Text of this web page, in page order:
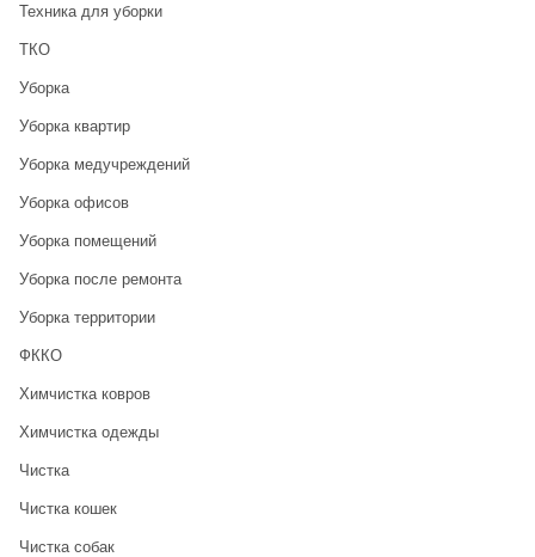
Техника для уборки
ТКО
Уборка
Уборка квартир
Уборка медучреждений
Уборка офисов
Уборка помещений
Уборка после ремонта
Уборка территории
ФККО
Химчистка ковров
Химчистка одежды
Чистка
Чистка кошек
Чистка собак